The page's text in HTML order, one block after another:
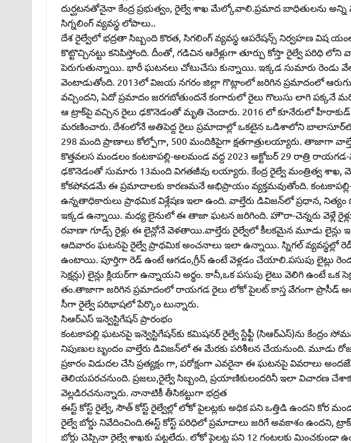
దుర్ఘటనతోనైనా కేంద్ర ప్రభుత్వం, రైల్వే శాఖ మేల్కోవాలి.ప్రమాద బాధితులను
సిగ్నలింగ్‌ వ్యవస్థ లోపాలు..
దేశ రైల్వేలో భద్రతా సిబ్బంది కొరత, సిగలింగ్‌ వ్యవస్థ ఆపరేషన్స్‌ నిర్వహణ విష
కొట్టొచ్చినట్టు కనిపిస్తోంది. దీంతో, గడిచిన ఆరేళ్లుగా తూర్పు కోస్తా రైల్వే పరిధి
పెరుగుతున్నాయి. భారీ ఘటనలు చోటుచేసు కున్నాయి. ఇక్కడ సుమారు రెండు
వెంటాడుతోంది. 2013లో విజయ నగరం జిల్లా గొట్లాంలో జరిగిన ప్రమాదంలో
వచ్చిందని, ఏదో ప్రమాదం జరగబోతుందనే కంగారులో రైలు గొలుసు లాగి పక్కనే మరో
ఆ ట్రాక్‌పై వచ్చిన రైలు ఢకొనెడంతో మృతి చెందారు. 2016 లో కూనేరులో హీరాకుడ్‌
మరణించారు. దేశంలోనే అతిపెద్ద రైలు ప్రమాదాల్లో ఒకటైన ఒడిశాలోని బాలాసూర్‌లో
298 మంది ప్రాణాలు కోల్పోగా, 500 మందికిపైగా క్షతగాత్రులయ్యారు. తాజాగా
కొత్తవలస మండలం కంటకాపల్లి-అలమండ వద్ద 2023 అక్టోబర్‌ 29 రాత్రి
ఢకొనెడంతో సుమారు 13మంది విగతజీవు లయ్యారు. కేంద్ర రైల్వే మంత్రిత్వ శాఖ, మోడీ
కోకపోవడమే ఈ ప్రమాదాలకు కారణమనే అభిప్రాయం వ్యక్తమవుతోంది. కంటకాపల్లి-
ఉన్నతాధికారులు ప్రాథమిక విశ్లేషణ ఇలా ఉంది. వాల్తేరు డివిజన్‌లో ప్రధాన, నిత్యం
ఇక్కడ ఉన్నాయి. మధ్య లైనులో ఈ తాజా ఘటన జరిగింది. హౌరా-చెన్నరు వెళ్లే
రవాణా గూడ్స్‌ రైళ్లు ఈ లైన్లోనే వెళతాయి.వాల్తేరు రైల్వేలో కీలకమైన మూడు లైన్లు
ఆదివారం ఘటనపై రైల్వే ప్రాథమిక అంచనాలు ఇలా ఉన్నాయి. స్నిగల్‌ వ్యవస్థల్లో రెడ్‌
ఉంటాయి. పూర్తిగా రెడ్‌ ఉంటే ఆగడం,గ్రీన్‌ ఉంటే వెళ్లడం చేయాలి.పసుపు లైట్లు
సెక్షన్లు) లైన్లు క్లియర్‌గా ఉన్నాయని అర్థం. కానీ,ఒక పసుపు లైటు వెలిగి ఉంటే ఒక
తం.తాజాగా జరిగిన ప్రమాదంలో రాయగడ రైలు లోకో పైలట్‌ కాస్త వేగంగా ప్రొసీడ్‌
సీగా రైల్వే పరిభాషలో పేర్కొం టున్నారు.
సిఆర్‌ఎస్‌ ఇన్వెస్టిగేషన్‌ ప్రారంభం
కంటకాపల్లి ఘటనపై ఇన్వెస్టిగేషన్‌కు కమిషనర్‌ రైల్వే స్టేఫ్టీ (సిఆర్‌ఎస్‌)ను కేంద్రం
నిపుణుల బృందం వాల్తేరు డివిజన్‌లో ఈ మేరకు పరిశీలన చేయనుంది.
ప్రకారం విడుదల చేసి ప్రత్యక్షం గా, పరోక్షంగా ఎవరైనా ఈ ఘటనపై వివరాలు
తెలియపరచనుంది. ప్రజలు,రైల్వే సిబ్బంది, ప్రయాణికులందరినీ ఇలా విచారణ
వెల్లడిరచనున్నారు. నానాటికీ తీసికట్టుగా భద్రత
ఈస్ట్‌ కోస్ట్‌ రైల్వే, సౌత్‌ కోస్ట్‌ రైల్వేల్లో లోకో పైలట్లకు అధిక పని ఒత్తిడి ఉందని కోర
రైల్వే బోర్డు నివేదించింది.ఈస్ట్‌ కోస్ట్‌ పరిధిలో ప్రమాదాలు జరిగే అవకాశం ఉందని,
బోర్డు చెప్పినా రైల్వే శాఖకు పట్టలేదు. లోకో పైలట్ల పని 12 గంటలకు